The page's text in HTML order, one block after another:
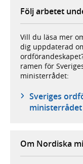
Följ arbetet
Vill du läsa mer
dig uppdaterad
ramen för
ministerrådet:
Sveriges
ministerrådet
Om Nordiska